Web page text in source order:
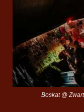
Boskat @